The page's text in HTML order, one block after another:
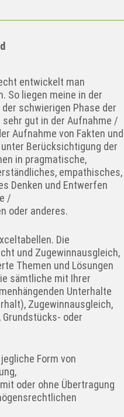
entwickelt man
So liegen meine in der
schwierigen Phase der
sehr gut in der Aufnahme /
Aufnahme von Fakten und
Berücksichtigung der
in pragmatische,
empathisches,
Denken und Entwerfen
/
oder anderes.
Die
und Zugewinnausgleich,
Themen und Lösungen
sämtliche mit Ihrer
Unterhalte
Zugewinnausgleich,
oder
Form von
oder ohne Übertragung